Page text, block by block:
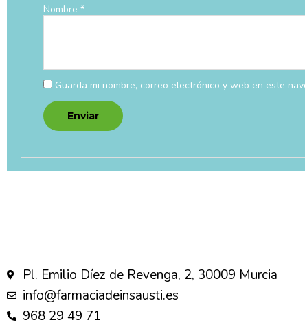
Nombre *
Guarda mi nombre, correo electrónico y web en este
Pl. Emilio Díez de Revenga, 2, 30009 Murcia
info@farmaciadeinsausti.es
968 29 49 71